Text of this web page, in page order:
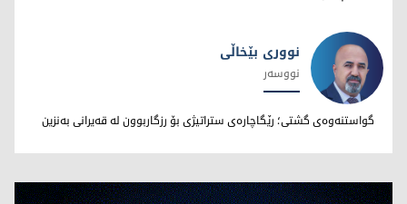
نووری بێخاڵی
نووری بێخاڵی
نووسەر
گواستنەوەی گشتی؛ رێگاچارەی ستراتیژی بۆ رزگاربوون لە قەیرانی بەنزین